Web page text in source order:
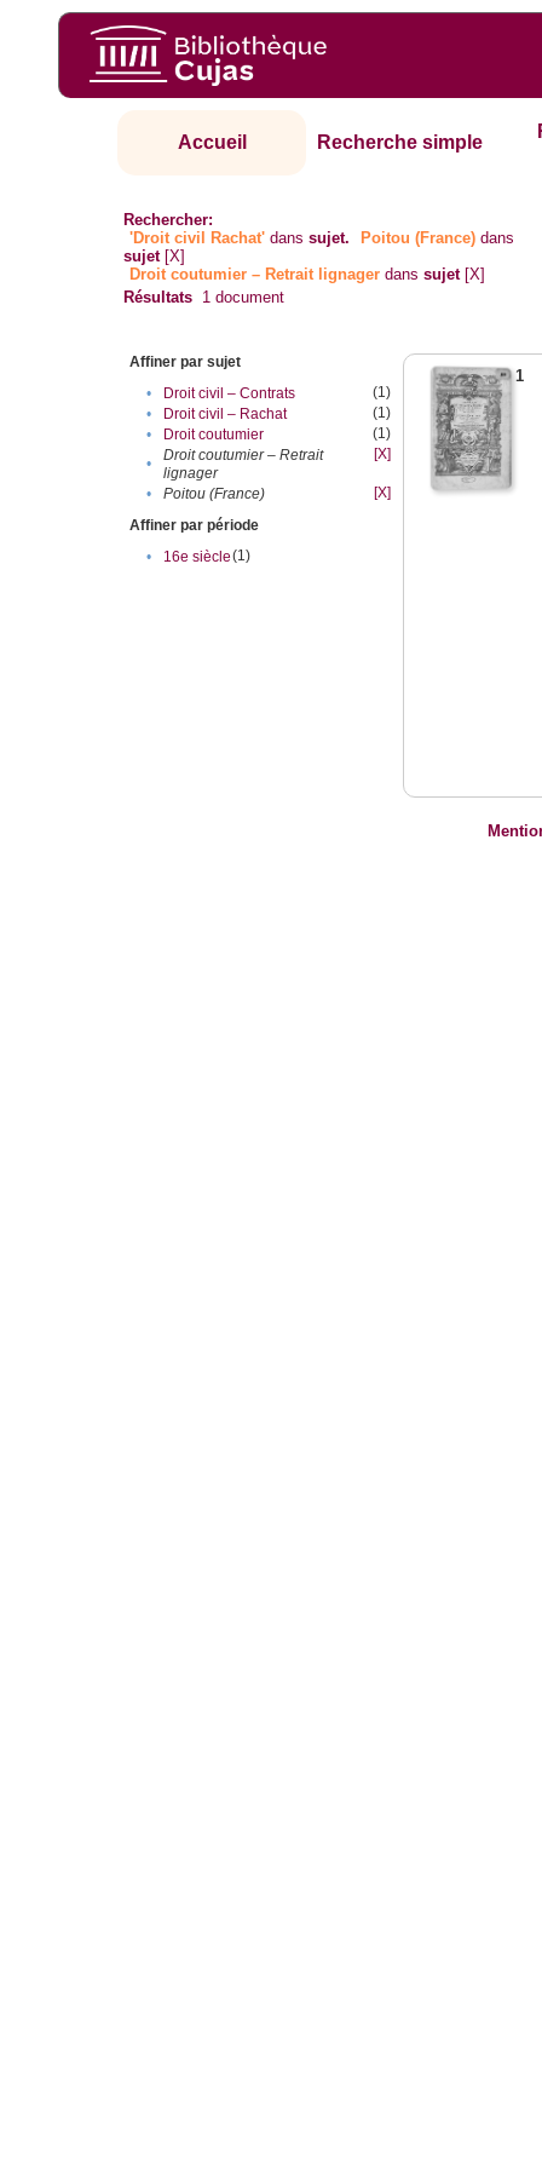
Accueil Recherche simple
Rechercher:
'Droit civil Rachat' danssujet. Poitou (France) dans
sujet [X]
Droit coutumier – Retrait lignager danssujet [X]
Résultats 1 document
Affiner par sujet
•
Droit civil – Contrats
(1)
•
Droit civil – Rachat
(1)
•
Droit coutumier
(1)
•
Droit coutumier – Retrait
lignager
[X]
• Poitou (France)
[X]
Affiner par période
•
16e siècle(1)
1